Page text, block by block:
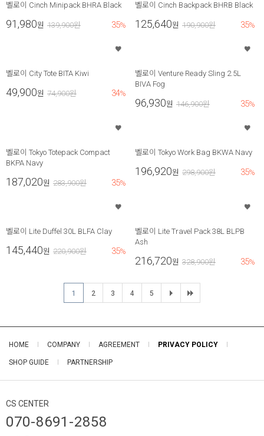
벨로이 Cinch Minipack BHRA Black
91,980원 139,900원 35%
벨로이 Cinch Backpack BHRB Black
125,640원 190,900원 35%
벨로이 City Tote BITA Kiwi
49,900원 74,900원 34%
벨로이 Venture Ready Sling 2.5L
BIVA Fog
96,930원 146,900원 35%
벨로이 Tokyo Totepack Compact
BKPA Navy
187,020원 283,900원 35%
벨로이 Tokyo Work Bag BKWA Navy
196,920원 298,900원 35%
벨로이 Lite Duffel 30L BLFA Clay
145,440원 220,900원 35%
벨로이 Lite Travel Pack 38L BLPB
Ash
216,720원 328,900원 35%
1 2 3 4 5
HOME COMPANY AGREEMENT PRIVACY POLICY
SHOP GUIDE PARTNERSHIP
CS CENTER
070-8691-2858